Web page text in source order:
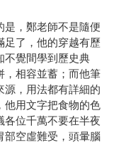
是，鄭老師不是隨便
足了，他的穿越有歷
不覺間學到歷史典
，相容並蓄；而他筆
源，用法都有詳細的
他用文字把食物的色
各位千萬不要在半夜
部空虛難受，頭暈腦